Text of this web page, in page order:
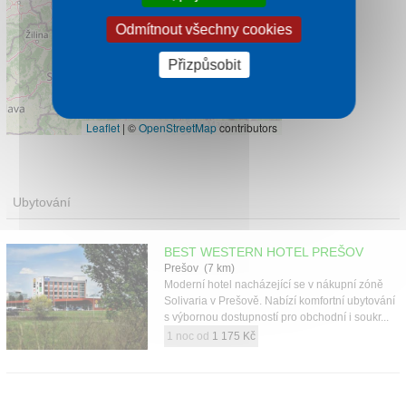
Leaflet | ©OpenStreetMapcontributors
Ubytování
BEST WESTERN HOTEL PREŠOV
Prešov (7 km)
Moderní hotel nacházející se v nákupní zóně
Solivaria v Prešově. Nabízí komfortní ubytování
s výbornou dostupností pro obchodní i soukr...
1 noc od 1 175 Kč
Odmítnout všechny cookies
Přizpůsobit